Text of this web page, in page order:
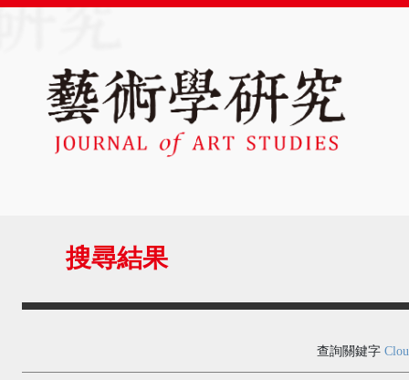
搜尋結果
查詢關鍵字